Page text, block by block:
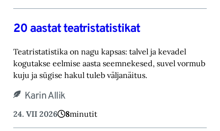
20 aastat teatristatistikat
Teatristatistika on nagu kapsas: talvel ja kevadel
kogutakse eelmise aasta seemnekesed, suvel vormub
kuju ja sügise hakul tuleb väljanäitus.
Karin Allik
24. VII 2026 8minutit